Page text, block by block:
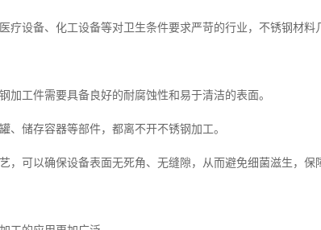
疗设备、化工设备等对卫生条件要求严苛的行业，不锈钢材料
加工件需要具备良好的耐腐蚀性和易于清洁的表面。
、储存容器等部件，都离不开不锈钢加工。
，可以确保设备表面无死角、无缝隙，从而避免细菌滋生，保